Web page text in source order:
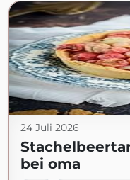
24 Juli 2026
bei oma